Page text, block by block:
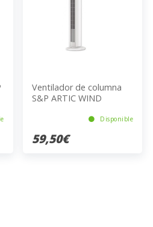
Ventilador de columna
S&P ARTIC WIND
Disponible
59,50€